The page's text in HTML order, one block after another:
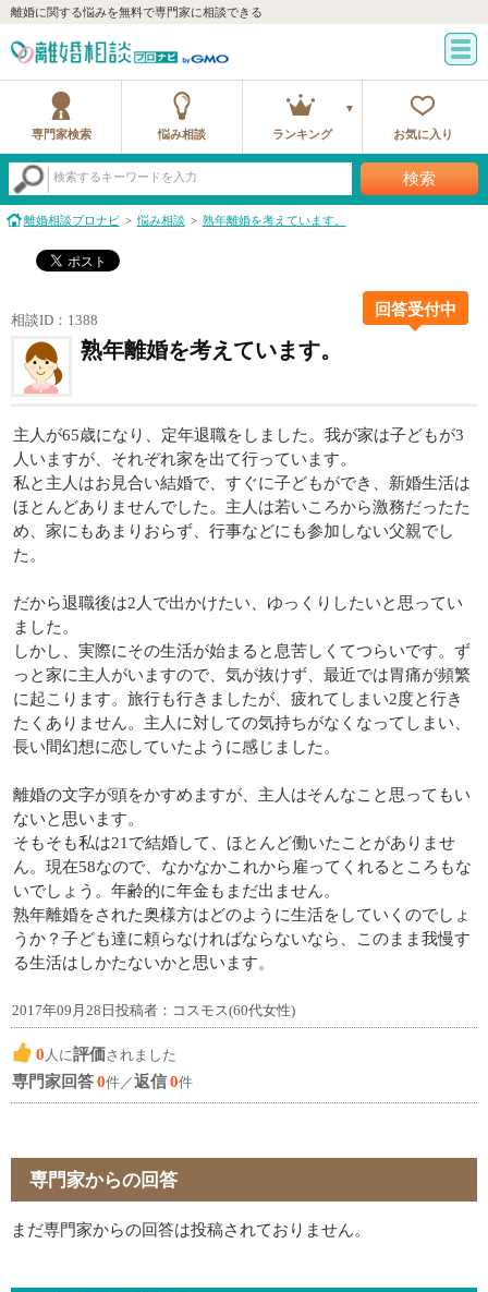
離婚に関する悩みを無料で専門家に相談できる
専門家検索 悩み相談 ランキング お気に入り
検索するキーワードを入力 検索
離婚相談プロナビ 悩み相談 熟年離婚を考えています。
相談ID：1388
回答受付中
熟年離婚を考えています。
主人が65歳になり、定年退職をしました。我が家は子どもが3
人いますが、それぞれ家を出て行っています。
私と主人はお見合い結婚で、すぐに子どもができ、新婚生活は
ほとんどありませんでした。主人は若いころから激務だったた
め、家にもあまりおらず、行事などにも参加しない父親でし
た。
だから退職後は2人で出かけたい、ゆっくりしたいと思ってい
ました。
しかし、実際にその生活が始まると息苦しくてつらいです。ず
っと家に主人がいますので、気が抜けず、最近では胃痛が頻繁
に起こります。旅行も行きましたが、疲れてしまい2度と行き
たくありません。主人に対しての気持ちがなくなってしまい、
長い間幻想に恋していたように感じました。
離婚の文字が頭をかすめますが、主人はそんなこと思ってもい
ないと思います。
そもそも私は21で結婚して、ほとんど働いたことがありませ
ん。現在58なので、なかなかこれから雇ってくれるところもな
いでしょう。年齢的に年金もまだ出ません。
熟年離婚をされた奥様方はどのように生活をしていくのでしょ
うか？子ども達に頼らなければならないなら、このまま我慢す
る生活はしかたないかと思います。
2017年09月28日投稿者：コスモス(60代女性)
0 人に評価されました
専門家回答0件／返信0件
専門家からの回答
まだ専門家からの回答は投稿されておりません。